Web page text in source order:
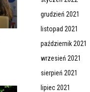
grudzień 2021
listopad 2021
październik 2021
wrzesień 2021
sierpień 2021
lipiec 2021